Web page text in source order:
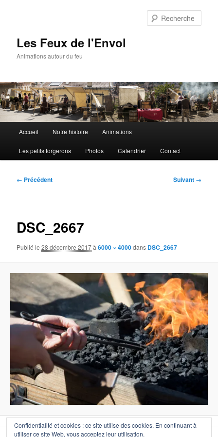
Les Feux de l'Envol
Animations autour du feu
Accueil Notre histoire Animations
Les petits forgerons Photos Calendrier Contact
Navigation
← Précédent Suivant →
DSC_2667
Publié le28 décembre 2017à6000 × 4000dans DSC_2667
Confidentialité et cookies : ce site utilise des cookies. En continuant à
utiliser ce site Web, vous acceptez leur utilisation.